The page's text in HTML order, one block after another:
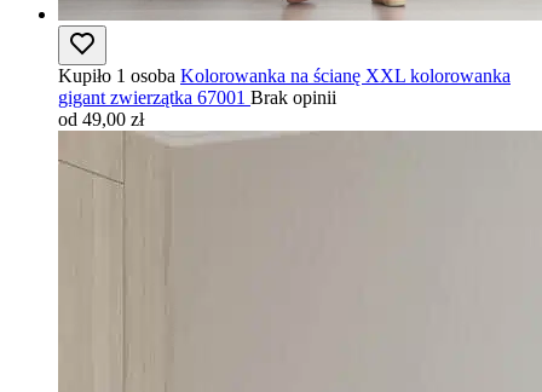
Kupiło 1 osoba Kolorowanka na ścianę XXL kolorowanka
gigant zwierzątka 67001 Brak opinii
od 49,00 zł